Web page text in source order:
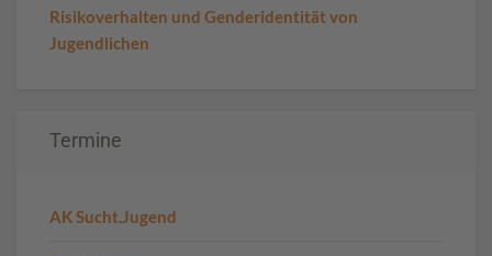
Risikoverhalten und Genderidentität von
Jugendlichen
Termine
AK Sucht.Jugend